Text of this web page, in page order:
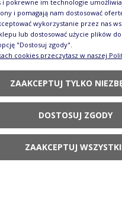
i pokrewne im technologie
i pomagają nam dostosować
wykorzystanie przez nas
lub dostosować użycie plików
"Dostosuj zgody".
cookies przeczytasz w naszej
ZAAKCEPTUJ TYLKO
DOSTOSUJ ZGODY
ZAAKCEPTUJ